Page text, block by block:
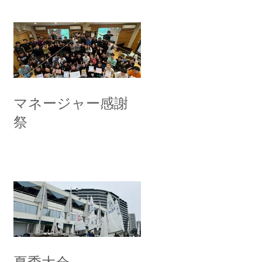
マネージャー感謝
祭